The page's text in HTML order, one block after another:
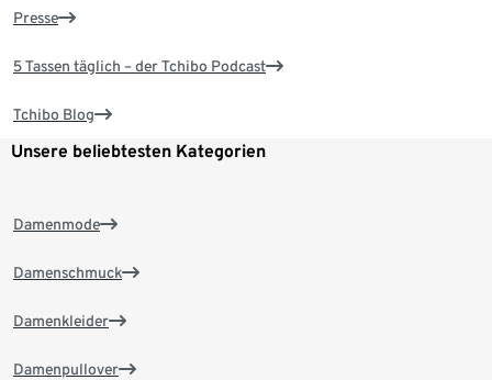
Presse
5 Tassen täglich – der Tchibo Podcast
Tchibo Blog
Unsere beliebtesten Kategorien
Damenmode
Damenschmuck
Damenkleider
Damenpullover